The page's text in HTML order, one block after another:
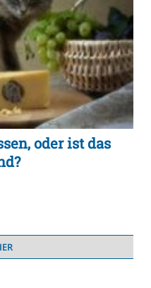
oder ist das